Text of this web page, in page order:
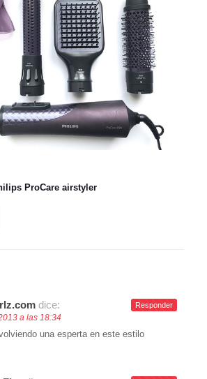
ProCare airstyler
dice:
a las 18:34
una esperta en este estilo
Responder